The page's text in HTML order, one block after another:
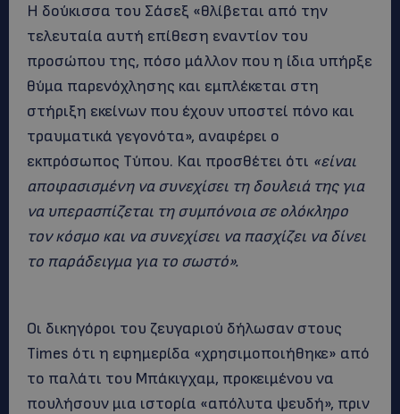
Η δούκισσα του Σάσεξ «θλίβεται από την
τελευταία αυτή επίθεση εναντίον του
προσώπου της, πόσο μάλλον που η ίδια υπήρξε
θύμα παρενόχλησης και εμπλέκεται στη
στήριξη εκείνων που έχουν υποστεί πόνο και
τραυματικά γεγονότα», αναφέρει ο
εκπρόσωπος Τύπου. Και προσθέτει ότι «είναι
αποφασισμένη να συνεχίσει τη δουλειά της για
να υπερασπίζεται τη συμπόνοια σε ολόκληρο
τον κόσμο και να συνεχίσει να πασχίζει να δίνει
το παράδειγμα για το σωστό».
Οι δικηγόροι του ζευγαριού δήλωσαν στους
Times ότι η εφημερίδα «χρησιμοποιήθηκε» από
το παλάτι του Μπάκιγχαμ, προκειμένου να
πουλήσουν μια ιστορία «απόλυτα ψευδή», πριν